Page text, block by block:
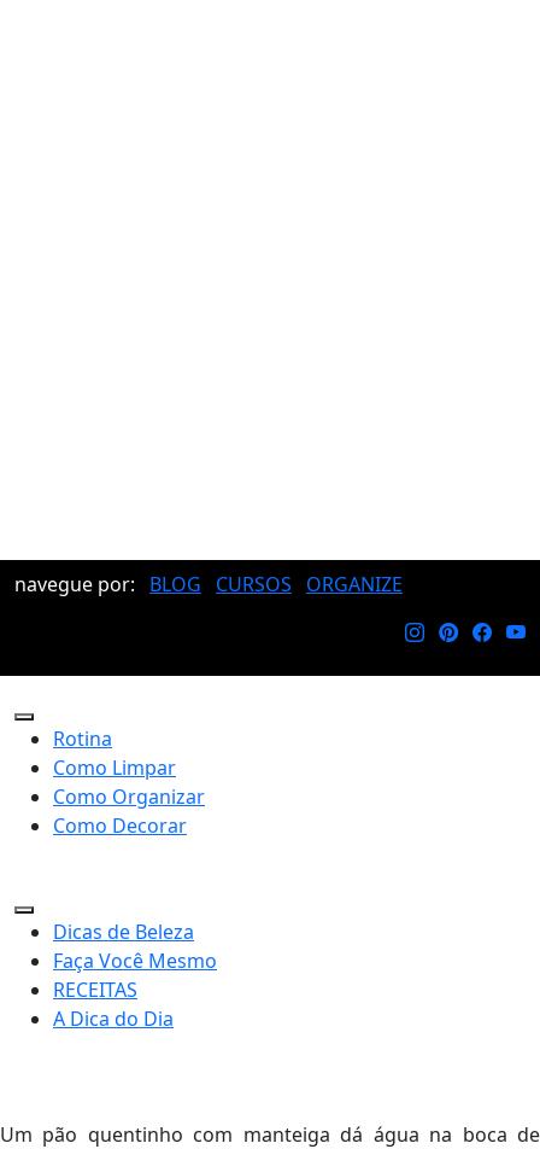
navegue por: BLOG CURSOS ORGANIZE
Rotina
Como Limpar
Como Organizar
Como Decorar
Dicas de Beleza
Faça Você Mesmo
RECEITAS
A Dica do Dia
Um pão quentinho com manteiga dá água na boca de